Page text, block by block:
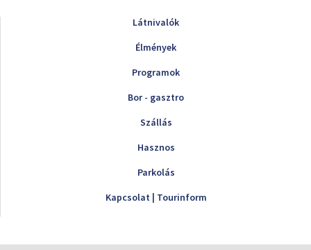
Látnivalók
Élmények
Programok
Bor - gasztro
Szállás
Hasznos
Parkolás
Kapcsolat | Tourinform